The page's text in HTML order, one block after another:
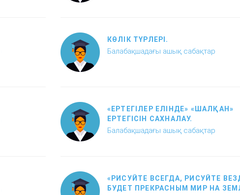
КӨЛІК ТҮРЛЕРІ.
Балабақшадағы ашық сабақтар
«ЕРТЕГІЛЕР ЕЛІНДЕ» «ШАЛҚАН»
ЕРТЕГІСІН САХНАЛАУ.
Балабақшадағы ашық сабақтар
«РИСУЙТЕ ВСЕГДА, РИСУЙТЕ
БУДЕТ ПРЕКРАСНЫМ МИР НА